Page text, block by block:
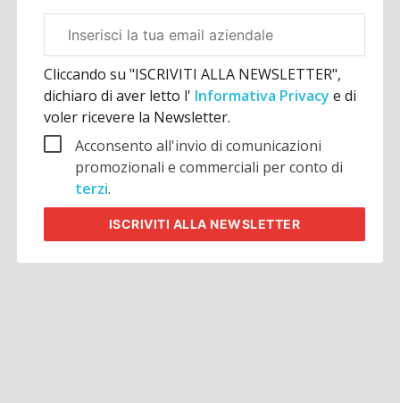
aziendale
Cliccando su "ISCRIVITI ALLA NEWSLETTER",
dichiaro di aver letto l' Informativa Privacye di
voler ricevere la Newsletter.
Acconsento all'invio di comunicazioni
promozionali e commerciali per conto di
terzi.
ISCRIVITI ALLA NEWSLETTER